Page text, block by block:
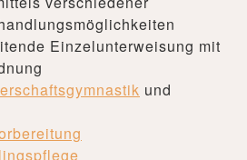
Einzelunterweisung mit
und